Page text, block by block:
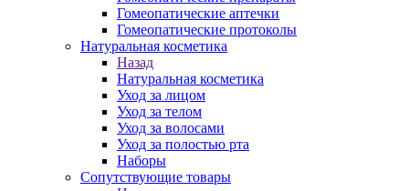
Гомеопатические аптечки
Гомеопатические протоколы
Натуральная косметика
Назад
Натуральная косметика
Уход за лицом
Уход за телом
Уход за волосами
Уход за полостью рта
Наборы
Сопутствующие товары